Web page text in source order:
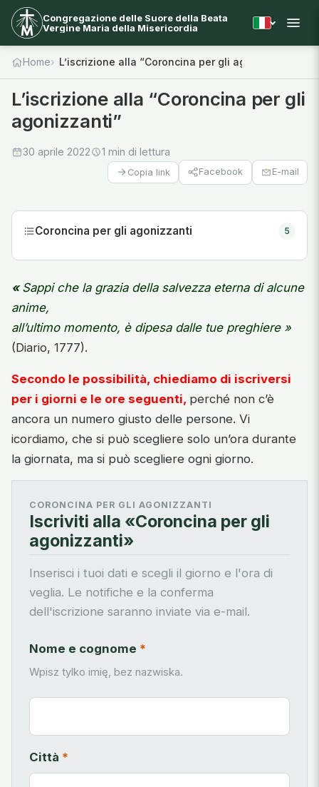
Congregazione delle Suore della Beata
Vergine Maria della Misericordia
Home L’iscrizione alla “Coroncina per gli agonizzanti”
L’iscrizione alla “Coroncina per gli
agonizzanti”
30 aprile 2022 1 min di lettura
Copia link Facebook E-mail
Coroncina per gli agonizzanti 5
«Sappi che la grazia della salvezza eterna di alcune
anime,
all’ultimo momento, è dipesa dalle tue preghiere »
(Diario, 1777).
Secondo le possibilità, chiediamo di iscriversi
per i giorni e le ore seguenti, perché non c’è
ancora un numero giusto delle persone. Vi
icordiamo, che si può scegliere solo un’ora durante
la giornata, ma si può scegliere ogni giorno.
CORONCINA PER GLI AGONIZZANTI
Iscriviti alla «Coroncina per gli
agonizzanti»
Inserisci i tuoi dati e scegli il giorno e l'ora di
veglia. Le notifiche e la conferma
dell'iscrizione saranno inviate via e-mail.
Nome e cognome *
Wpisz tylko imię, bez nazwiska.
Città *